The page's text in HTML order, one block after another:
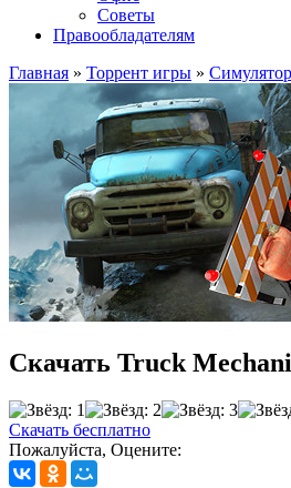
Советы
Правообладателям
Главная » Торрент игры »
Скачать Truck
Скачать бесплатно
Пожалуйста, Оцените: